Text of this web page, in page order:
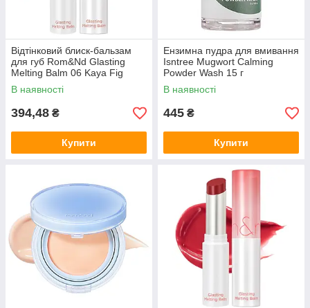
Відтінковий блиск-бальзам
для губ Rom&Nd Glasting
Melting Balm 06 Kaya Fig
(рожевий/колір фібри)
В наявності
394,48 ₴
Купити
Ензимна пудра для вмивання
Isntree Mugwort Calming
Powder Wash 15 г
В наявності
445 ₴
Купити